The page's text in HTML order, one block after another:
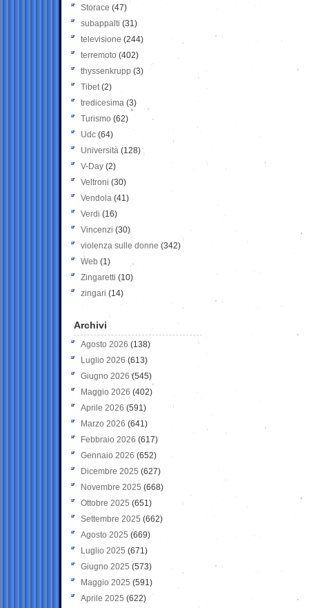
Storace (47)
subappalti (31)
televisione(244)
terremoto (402)
thyssenkrupp (3)
Tibet(2)
tredicesima (3)
Turismo (62)
Udc (64)
Università (128)
V-Day (2)
Veltroni (30)
Vendola (41)
Verdi (16)
Vincenzi (30)
violenza sulle donne (342)
Web (1)
Zingaretti (10)
zingari (14)
Archivi
Agosto 2026 (138)
Luglio 2026 (613)
Giugno 2026 (545)
Maggio 2026 (402)
Aprile 2026 (591)
Marzo 2026 (641)
Febbraio 2026 (617)
Gennaio 2026 (652)
Dicembre 2025 (627)
Novembre 2025 (668)
Ottobre 2025 (651)
Settembre 2025 (662)
Agosto 2025 (669)
Luglio 2025 (671)
Giugno 2025 (573)
Maggio 2025 (591)
Aprile 2025 (622)